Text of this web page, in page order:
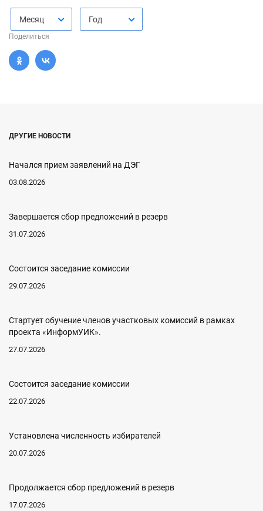
Месяц Год
Поделиться
ДРУГИЕ НОВОСТИ
Начался прием заявлений на ДЭГ
03.08.2026
Завершается сбор предложений в резерв
31.07.2026
Состоится заседание комиссии
29.07.2026
Стартует обучение членов участковых комиссий в рамках
проекта «ИнформУИК».
27.07.2026
Состоится заседание комиссии
22.07.2026
Установлена численность избирателей
20.07.2026
Продолжается сбор предложений в резерв
17.07.2026